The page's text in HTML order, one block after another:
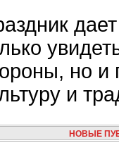
но и
и
НОВЫЕ